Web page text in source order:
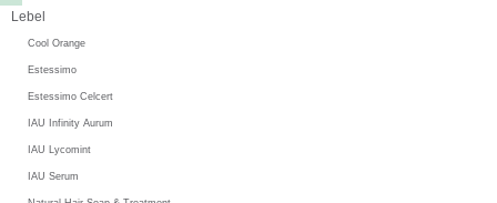
Lebel
Cool Orange
Estessimo
Estessimo Celcert
IAU Infinity Aurum
IAU Lycomint
IAU Serum